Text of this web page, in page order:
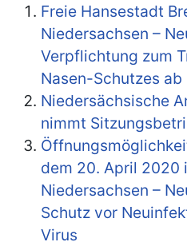
Freie Hansestadt
Niedersachsen –
Verpflichtung zum
Nasen-Schutzes
Niedersächsische
nimmt
dem 20. April 2020
Niedersachsen –
Schutz vor
Virus